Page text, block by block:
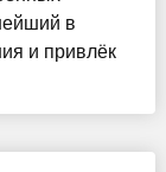
в
и привлёк